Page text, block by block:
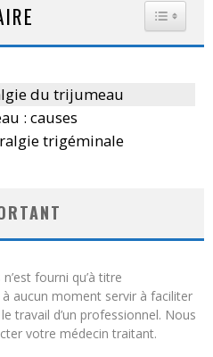
du trijumeau
: causes
trigéminale
fourni qu’à titre
aucun moment servir à faciliter
travail d’un professionnel. Nous
votre médecin traitant.